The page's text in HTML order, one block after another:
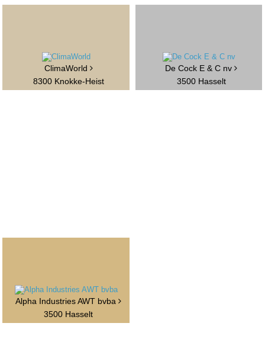
ClimaWorld
8300 Knokke-Heist
De Cock E & C nv
3500 Hasselt
Alpha Industries AWT bvba
3500 Hasselt